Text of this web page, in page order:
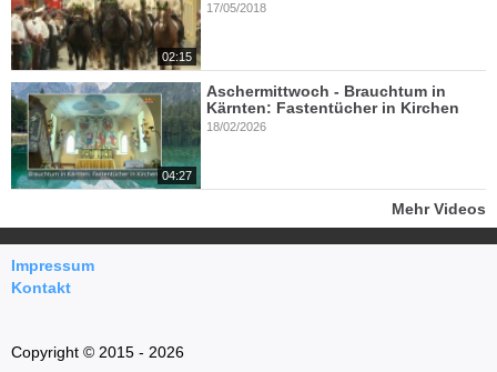
02:15
17/05/2018
04:27
Aschermittwoch - Brauchtum in
Kärnten: Fastentücher in Kirchen
18/02/2026
Mehr Videos
Impressum
Kontakt
Copyright © 2015 - 2026